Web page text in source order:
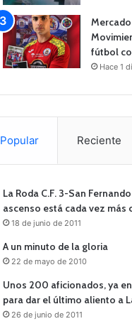
fútbol
Hace 1
Popular Reciente
La Roda C.F. 3-San
ascenso está cada vez más
18 de junio de 2011
A un minuto de la gloria
22 de mayo de 2010
Unos 200 aficionados, ya
para dar el último aliento a
26 de junio de 2011